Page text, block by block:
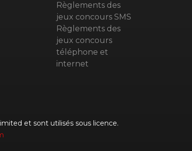
Règlements des
jeux concours SMS
Règlements des
jeux concours
téléphone et
internet
et sont utilisés sous licence.